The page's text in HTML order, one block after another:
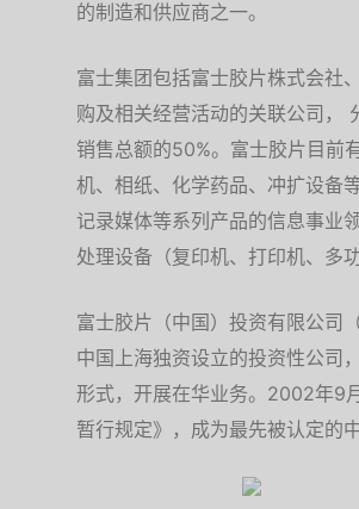
的制造和供应商之一。
富士集团包括富士胶片株式会社
购及相关经营活动的关联公司，
销售总额的50%。富士胶片目前
机、相纸、化学药品、冲扩设备
记录媒体等系列产品的信息事业
处理设备（复印机、打印机、多
富士胶片（中国）投资有限公司
中国上海独资设立的投资性公司
形式，开展在华业务。2002年9
暂行规定》，成为最先被认定的